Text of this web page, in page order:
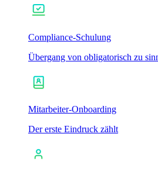
Compliance-Schulung
Übergang von obligatorisch zu
Mitarbeiter-Onboarding
Der erste Eindruck zählt